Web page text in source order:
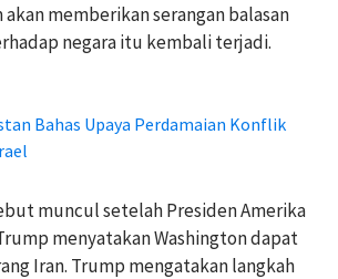
akan memberikan serangan balasan
negara itu kembali terjadi.
Bahas Upaya Perdamaian Konflik
muncul setelah Presiden Amerika
menyatakan Washington dapat
Iran. Trump mengatakan langkah